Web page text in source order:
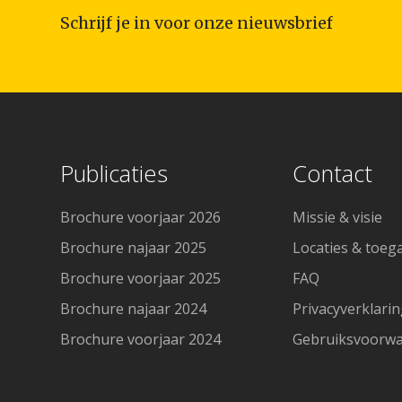
Schrijf je in voor onze nieuwsbrief
Publicaties
Brochure voorjaar 2026
Brochure najaar 2025
Brochure voorjaar 2025
Brochure najaar 2024
Brochure voorjaar 2024
Contact
Missie & visie
Locaties &
FAQ